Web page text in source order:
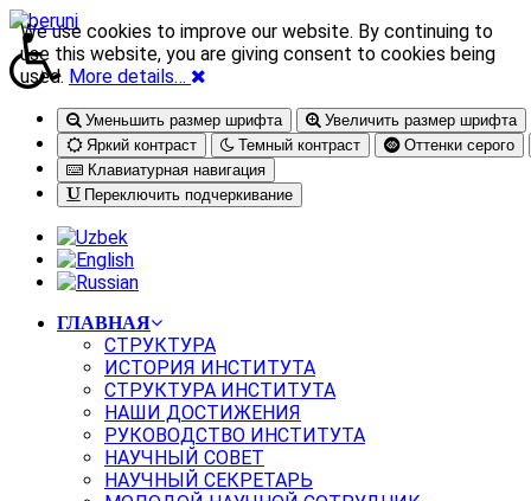
Уменьшить размер шрифта
Увеличить размер шрифта
Яркий контраст
Темный контраст
Оттенки серого
Клавиатурная навигация
Переключить подчеркивание
ГЛАВНАЯ
СТРУКТУРА
ИСТОРИЯ ИНСТИТУТА
СТРУКТУРА ИНСТИТУТА
НАШИ ДОСТИЖЕНИЯ
РУКОВОДСТВО ИНСТИТУТА
НАУЧНЫЙ СОВЕТ
НАУЧНЫЙ СЕКРЕТАРЬ
We use cookies to improve our website. By continuing to
use this website, you are giving consent to cookies being
used. More details…